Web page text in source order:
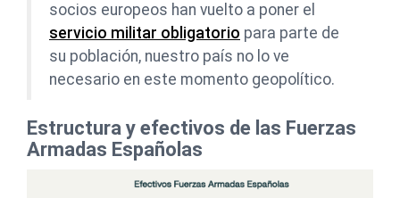
socios europeos han vuelto a poner el
servicio militar obligatorio para parte de
su población, nuestro país no lo ve
necesario en este momento geopolítico.
Estructura y efectivos de las Fuerzas
Armadas Españolas